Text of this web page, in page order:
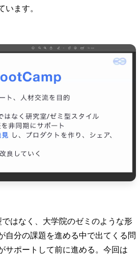
います。
ではなく、大学院のゼミのような形
自分の課題を進める中で出てくる問
サポートして前に進める。今回は